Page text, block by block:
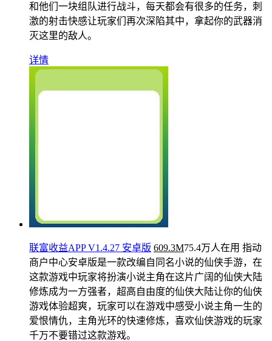
和他们一块组队进行战斗，每天都会有很多的任务，刺
激的射击快感让玩家们再次深陷其中，拿起你的武器消
灭这里的敌人。
详情
联富收益APP V1.4.27 安卓版 609.3M75.4万人在用 指动
商户中心安卓版是一款改编自同名小说的仙侠手游，在
这款游戏中玩家将扮演小说主角在这片广阔的仙侠大陆
修炼成为一方强者，超高自由度的仙侠大陆让你的仙侠
游戏体验超爽，玩家可以在游戏中感受小说主角一生的
爱恨情仇，主角光环的快速修炼，喜欢仙侠游戏的玩家
千万不要错过这款游戏。